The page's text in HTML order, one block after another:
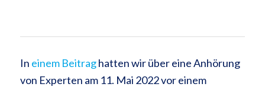
In einem Beitraghatten wir über eine Anhörung
von Experten am 11. Mai 2022 vor einem